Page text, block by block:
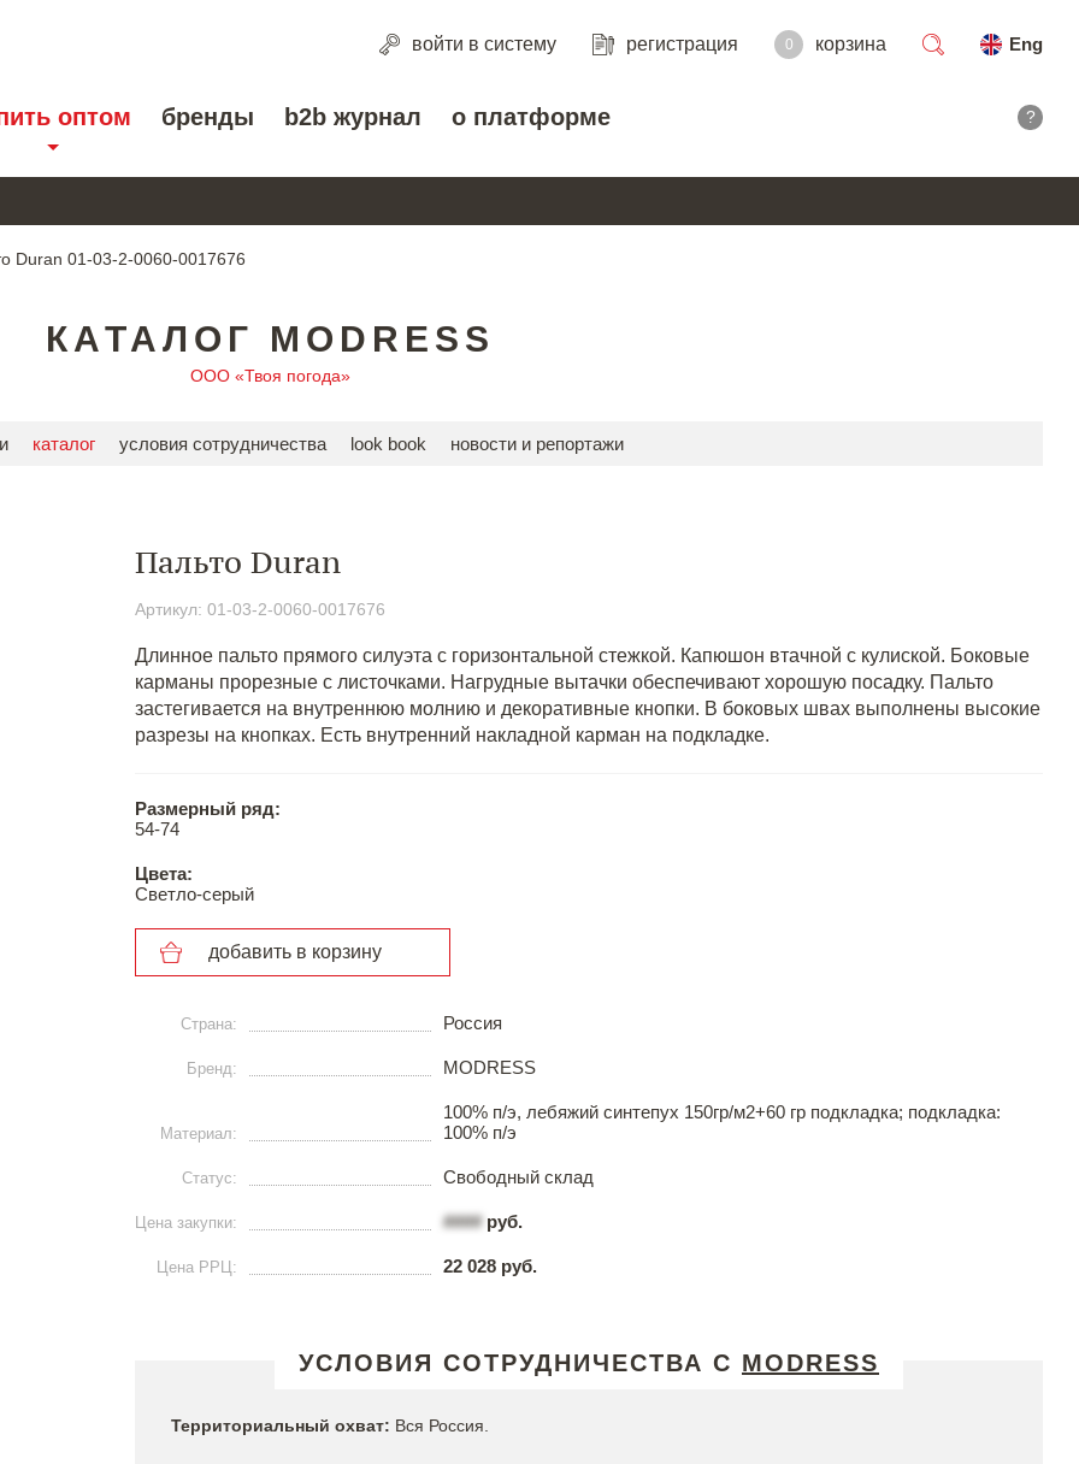
войти в систему регистрация 0 корзина
Eng
оптом бренды b2b журнал о платформе ?
Duran 01-03-2-0060-0017676
КАТАЛОГ MODRESS
ООО «Твоя погода»
каталог условия сотрудничества look book новости и репортажи
Пальто Duran
Артикул: 01-03-2-0060-0017676
Длинное пальто прямого силуэта с горизонтальной стежкой. Капюшон втачной с кулиской. Боковые
карманы прорезные с листочками. Нагрудные вытачки обеспечивают хорошую посадку. Пальто
застегивается на внутреннюю молнию и декоративные кнопки. В боковых швах выполнены высокие
разрезы на кнопках. Есть внутренний накладной карман на подкладке.
Размерный ряд:
54-74
Цвета:
Светло-серый
добавить в корзину
Страна: Россия
Бренд: MODRESS
Материал:
100% п/э, лебяжий синтепух 150гр/м2+60 гр подкладка; подкладка:
100% п/э
Статус: Свободный склад
Цена закупки: ####руб.
Цена РРЦ: 22 028 руб.
УСЛОВИЯ СОТРУДНИЧЕСТВА С MODRESS
Территориальный охват: Вся Россия.